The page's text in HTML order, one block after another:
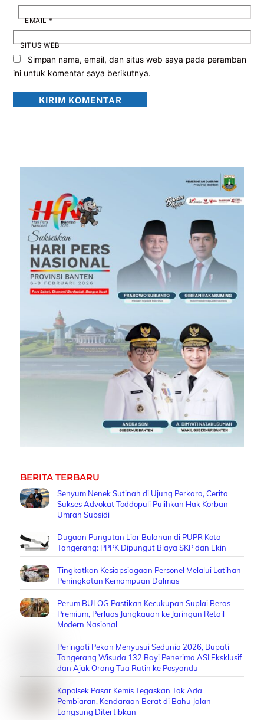
EMAIL*
SITUS WEB
Simpan nama, email, dan situs web saya pada peramban
ini untuk komentar saya berikutnya.
BERITA TERBARU
Senyum Nenek Sutinah di Ujung Perkara, Cerita
Sukses Advokat Toddopuli Pulihkan Hak Korban
Umrah Subsidi
Dugaan Pungutan Liar Bulanan di PUPR Kota
Tangerang: PPPK Dipungut Biaya SKP dan Ekin
Tingkatkan Kesiapsiagaan Personel Melalui Latihan
Peningkatan Kemampuan Dalmas
Perum BULOG Pastikan Kecukupan Suplai Beras
Premium, Perluas Jangkauan ke Jaringan Retail
Modern Nasional
Peringati Pekan Menyusui Sedunia 2026, Bupati
Tangerang Wisuda 132 Bayi Penerima ASI Eksklusif
dan Ajak Orang Tua Rutin ke Posyandu
Kapolsek Pasar Kemis Tegaskan Tak Ada
Pembiaran, Kendaraan Berat di Bahu Jalan
Langsung Ditertibkan